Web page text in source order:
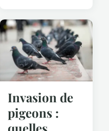
Invasion de
pigeons :